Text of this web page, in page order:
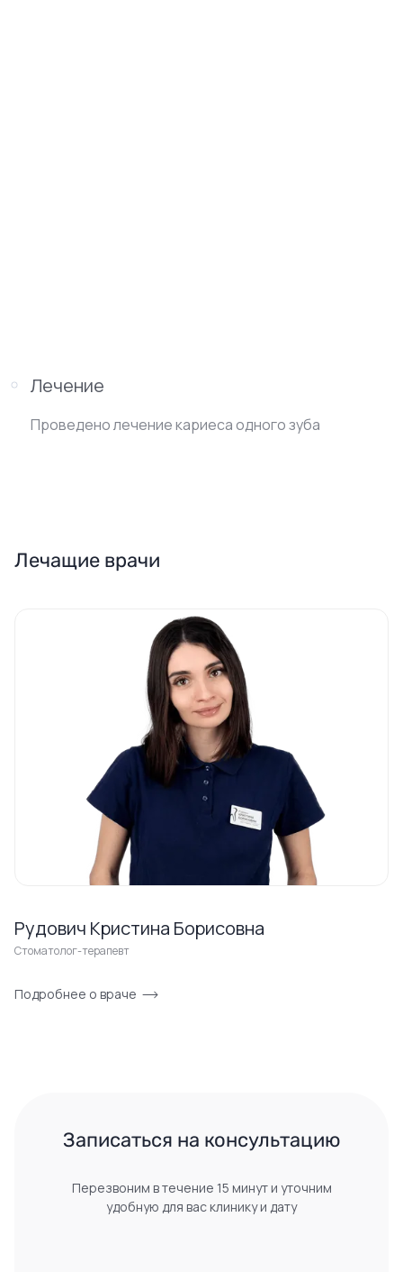
Лечение
Проведено лечение кариеса одного зуба
Лечащие врачи
Рудович Кристина Борисовна
Стоматолог-терапевт
Подробнее о враче
Записаться на консультацию
Перезвоним в течение 15 минут и уточним
удобную для вас клинику и дату